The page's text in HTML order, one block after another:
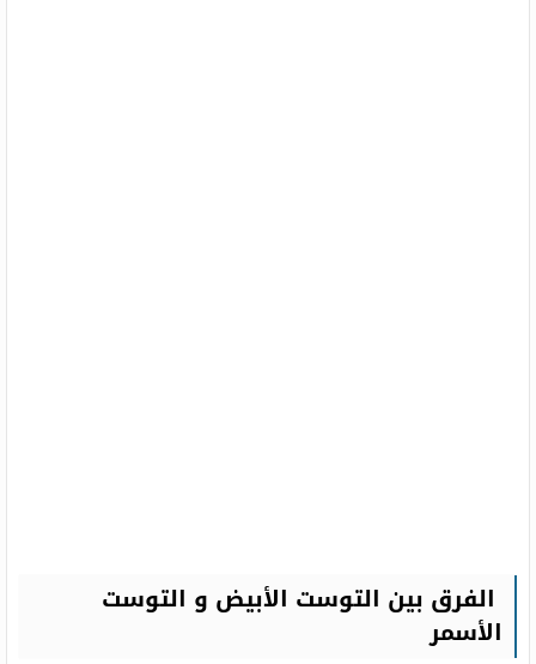
الفرق بين التوست الأبيض و التوست
الأسمر